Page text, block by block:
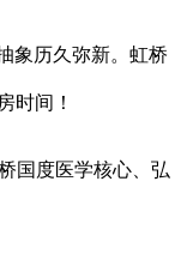
象历久弥新。虹桥
时间！
国度医学核心、弘